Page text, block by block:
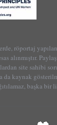
röportaj
alınmıştır.
site sahibi
da kaynak
başka bir